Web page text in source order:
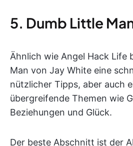
5. Dumb Little
Ähnlich wie Angel Hack Life
Man von Jay White eine
nützlicher Tipps, aber auch
übergreifende Themen wie
Beziehungen und Glück.
Der beste Abschnitt ist der